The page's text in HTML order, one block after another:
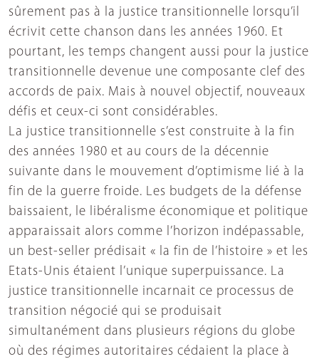
sûrement pas à la justice transitionnelle lorsqu’il
écrivit cette chanson dans les années 1960. Et
pourtant, les temps changent aussi pour la justice
transitionnelle devenue une composante clef des
accords de paix. Mais à nouvel objectif, nouveaux
défis et ceux-ci sont considérables.
La justice transitionnelle s’est construite à la fin
des années 1980 et au cours de la décennie
suivante dans le mouvement d’optimisme lié à la
fin de la guerre froide. Les budgets de la défense
baissaient, le libéralisme économique et politique
apparaissait alors comme l’horizon indépassable,
un best-seller prédisait « la fin de l’histoire » et les
Etats-Unis étaient l’unique superpuissance. La
justice transitionnelle incarnait ce processus de
transition négocié qui se produisait
simultanément dans plusieurs régions du globe
où des régimes autoritaires cédaient la place à